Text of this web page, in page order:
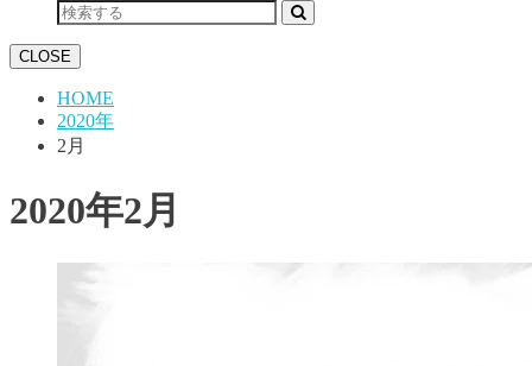
CLOSE
HOME
2020年
2月
2020年2月